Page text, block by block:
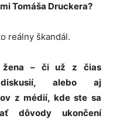
Tomáša Druckera?
reálny škandál.
žena – či už z čias
diskusií, alebo aj
z médií, kde ste sa
dôvody ukončení